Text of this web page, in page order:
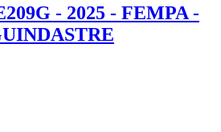
- 2025 - FEMPA -